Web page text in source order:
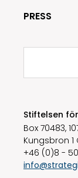
PRESS
Sök
Stiftelsen
Box 70483,
Kungsbron 1
+46 (0)8 -